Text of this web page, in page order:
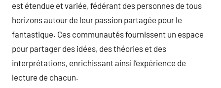
est étendue et variée, fédérant des personnes de tous
horizons autour de leur passion partagée pour le
fantastique. Ces communautés fournissent un espace
pour partager des idées, des théories et des
interprétations, enrichissant ainsi l’expérience de
lecture de chacun.